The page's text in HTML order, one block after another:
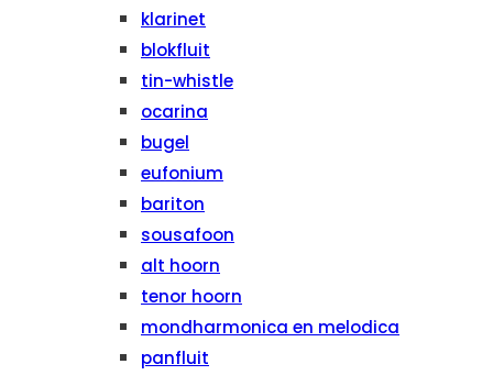
klarinet
blokfluit
tin-whistle
ocarina
bugel
eufonium
bariton
sousafoon
alt hoorn
tenor hoorn
mondharmonica en melodica
panfluit